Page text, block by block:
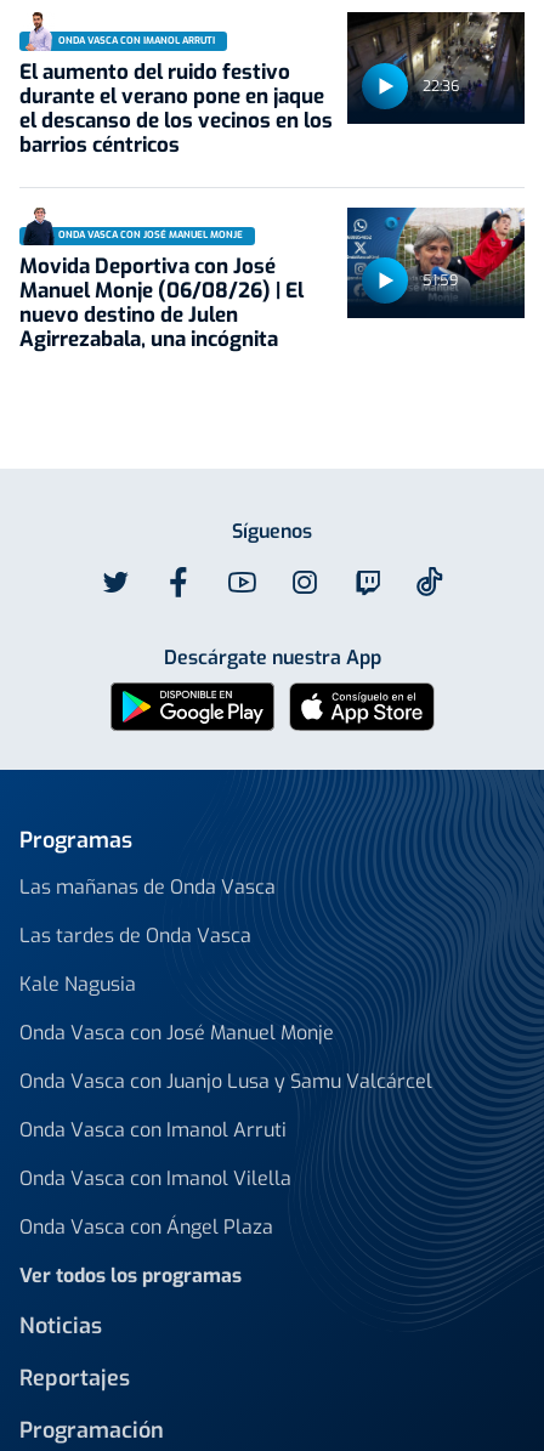
22:36
ONDA VASCA CON IMANOL ARRUTI
El aumento del ruido festivo
durante el verano pone en jaque
el descanso de los vecinos en los
barrios céntricos
51:59
ONDA VASCA CON JOSÉ MANUEL MONJE
Movida Deportiva con José
Manuel Monje (06/08/26) | El
nuevo destino de Julen
Agirrezabala, una incógnita
Síguenos
Descárgate nuestra App
Programas
Las mañanas de Onda Vasca
Las tardes de Onda Vasca
Kale Nagusia
Onda Vasca con José Manuel Monje
Onda Vasca con Juanjo Lusa y Samu Valcárcel
Onda Vasca con Imanol Arruti
Onda Vasca con Imanol Vilella
Onda Vasca con Ángel Plaza
Ver todos los programas
Noticias
Reportajes
Programación